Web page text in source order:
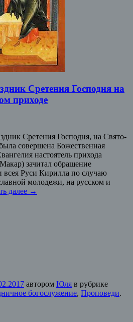
Сретения Господня на
приходе
Сретения Господня, на Свято-
совершена Божественная
настоятель прихода
зачитал обращение
всея Руси Кирилла по случаю
молодежи, на русском и
далее →
автором Юля в рубрике
богослужение, Проповеди.